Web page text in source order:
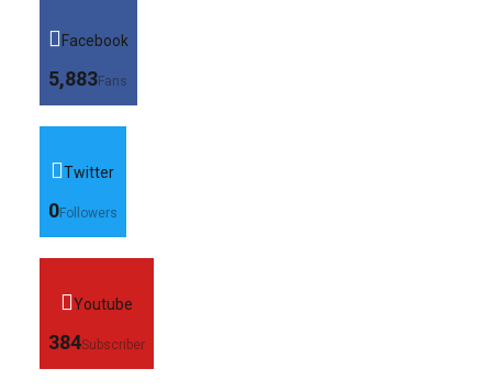
Facebook
5,883Fans
Twitter
0Followers
Youtube
384Subscriber